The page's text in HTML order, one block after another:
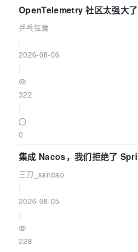
OpenTelemetry 社区太强大
eBPF 链路了
乒乓狂魔
2026-08-06
322
0
集成 Nacos，我们拒绝了
三刀_sandao
2026-08-05
228